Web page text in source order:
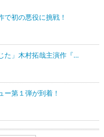
初の悪役に挑戦！
た」木村拓哉主演作『…
ー第１弾が到着！